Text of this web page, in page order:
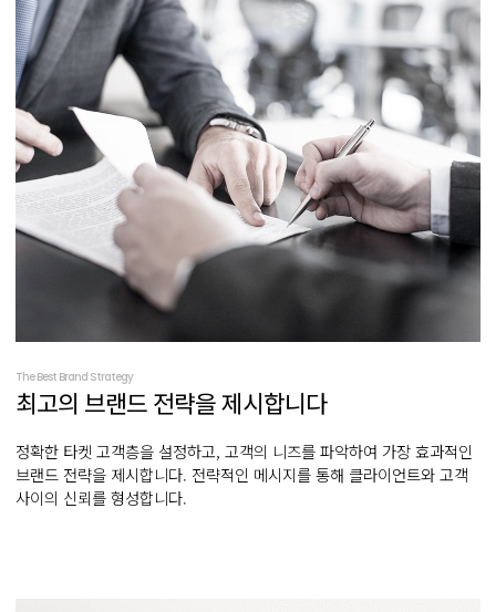
The Best Brand Strategy
최고의 브랜드전략을 제시합니다
정확한 타켓 고객층을 설정하고, 고객의 니즈를 파악하여 가장 효과적인
브랜드 전략을 제시합니다. 전략적인 메시지를 통해 클라이언트와 고객
사이의 신뢰를 형성합니다.